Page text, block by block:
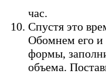
час.
Спустя это
Обомнем его и
формы,
объема.